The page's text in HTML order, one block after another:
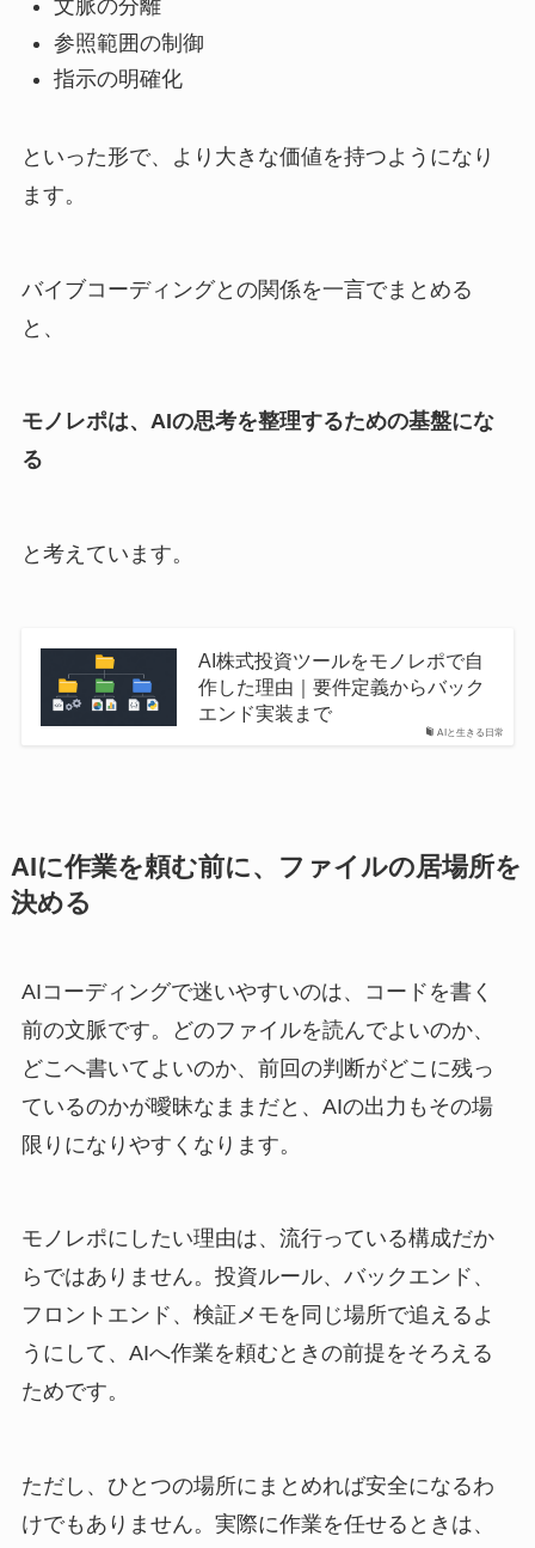
文脈の分離
参照範囲の制御
指示の明確化
といった形で、より大きな価値を持つようになり
ます。
バイブコーディングとの関係を一言でまとめる
と、
モノレポは、AIの思考を整理するための基盤にな
る
と考えています。
AIと生きる日常
AI株式投資ツールをモノレポで自
作した理由｜要件定義からバック
エンド実装まで
AIに作業を頼む前に、ファイルの居場所を
決める
AIコーディングで迷いやすいのは、コードを書く
前の文脈です。どのファイルを読んでよいのか、
どこへ書いてよいのか、前回の判断がどこに残っ
ているのかが曖昧なままだと、AIの出力もその場
限りになりやすくなります。
モノレポにしたい理由は、流行っている構成だか
らではありません。投資ルール、バックエンド、
フロントエンド、検証メモを同じ場所で追えるよ
うにして、AIへ作業を頼むときの前提をそろえる
ためです。
ただし、ひとつの場所にまとめれば安全になるわ
けでもありません。実際に作業を任せるときは、